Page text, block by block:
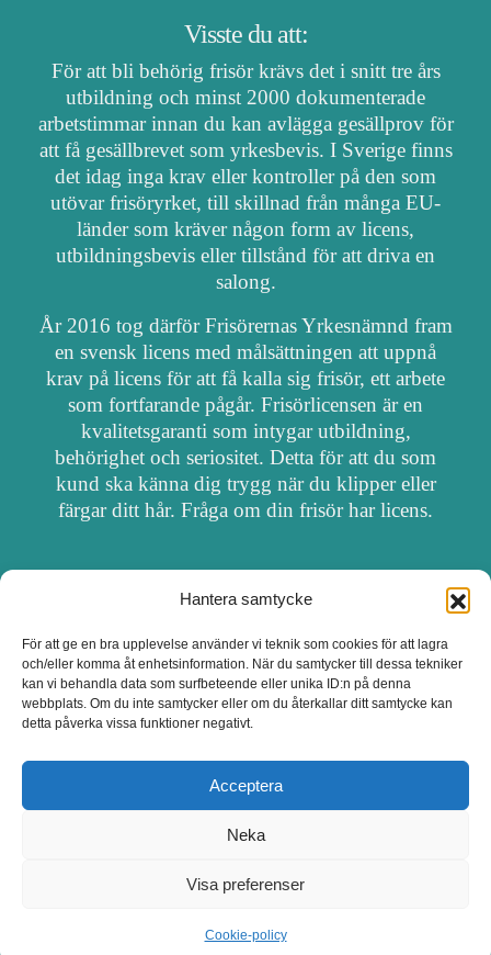
Hantera samtycke
För att ge en bra upplevelse använder vi teknik som cookies för att lagra
och/eller komma åt enhetsinformation. När du samtycker till dessa tekniker
kan vi behandla data som surfbeteende eller unika ID:n på denna
webbplats. Om du inte samtycker eller om du återkallar ditt samtycke kan
detta påverka vissa funktioner negativt.
Acceptera
Neka
Visa preferenser
Cookie-policy
Visste du att:
För att bli behörig frisör krävs det i snitt tre års
utbildning och minst 2000 dokumenterade
arbetstimmar innan du kan avlägga gesällprov för
att få gesällbrevet som yrkesbevis. I Sverige finns
det idag inga krav eller kontroller på den som
utövar frisöryrket, till skillnad från många EU-
länder som kräver någon form av licens,
utbildningsbevis eller tillstånd för att driva en
salong.
År 2016 tog därför Frisörernas Yrkesnämnd fram
en svensk licens med målsättningen att uppnå
krav på licens för att få kalla sig frisör, ett arbete
som fortfarande pågår. Frisörlicensen är en
kvalitetsgaranti som intygar utbildning,
behörighet och seriositet. Detta för att du som
kund ska känna dig trygg när du klipper eller
färgar ditt hår. Fråga om din frisör har licens.
OM FRISÖRSÖK
UPPDATERA SALONG